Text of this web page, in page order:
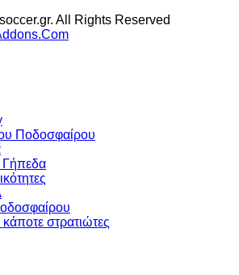
All Rights Reserved
Ποδοσφαίρου
στρατιώτες